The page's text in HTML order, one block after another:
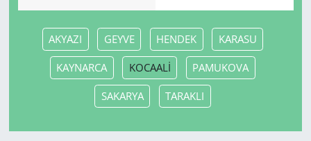
AKYAZI GEYVE HENDEK KARASU
KAYNARCA KOCAALİ PAMUKOVA
SAKARYA TARAKLI